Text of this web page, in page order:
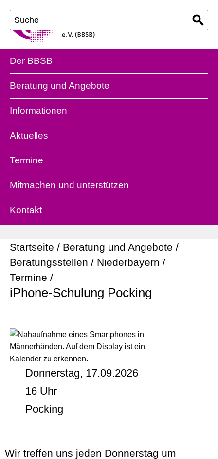
Der BBSB
Beratung und Angebote
Informationen
Aktuelles
Termine
Mitmachen und unterstützen
Kontakt
Startseite / Beratung und Angebote /
Beratungsstellen / Niederbayern /
Termine /
iPhone-Schulung Pocking
Donnerstag, 17.09.2026
16 Uhr
Pocking
Wir treffen uns jeden Donnerstag um